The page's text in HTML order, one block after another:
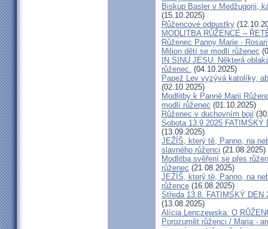
Biskup Basler v Medžugorji,
(15.10.2025)
Růžencové odpustky
MODLITBA RŮŽENCE –
Růženec Panny Marie -
Milion dětí se modlí růženec
IN SINU JESU: Některá
růženec. (04.10.2025)
Papež Lev vyzývá katolíky,
(02.10.2025)
Modlitby k Panně Marii
modlí růženec (01.10.2025)
Růženec v duchovním boji
Sobota 13.9.2025 FATIMSKÝ
(13.09.2025)
JEŽÍŠ, který tě, Panno, na
slavného růženci (21.08.2025)
Modlitba svěření se přes
růženec (21.08.2025)
JEŽÍŠ, který tě, Panno, na
růžence (16.08.2025)
Středa 13.8. FATIMSKÝ DEN
(13.08.2025)
Alícia Lenczewska: O
Porozumět růženci / Maria -